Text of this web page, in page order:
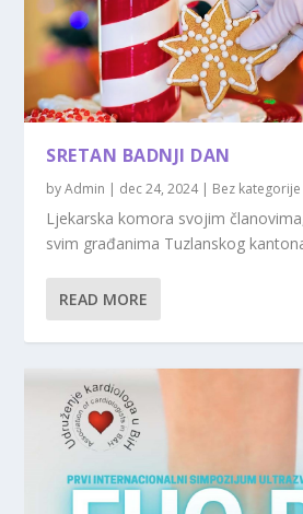
SRETAN BADNJI DAN
byAdmin | dec 24, 2024| Bez kategorije
Ljekarska komora svojim
svim građanima Tuzlanskog
READ MORE